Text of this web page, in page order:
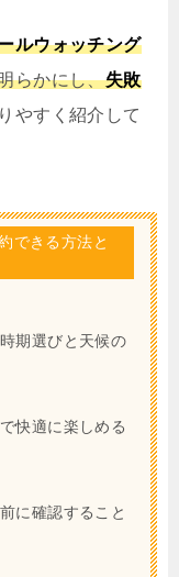
ルウォッチング
らかにし、失敗
やすく紹介して
できる方法と
期選びと天候の
快適に楽しめる
に確認すること